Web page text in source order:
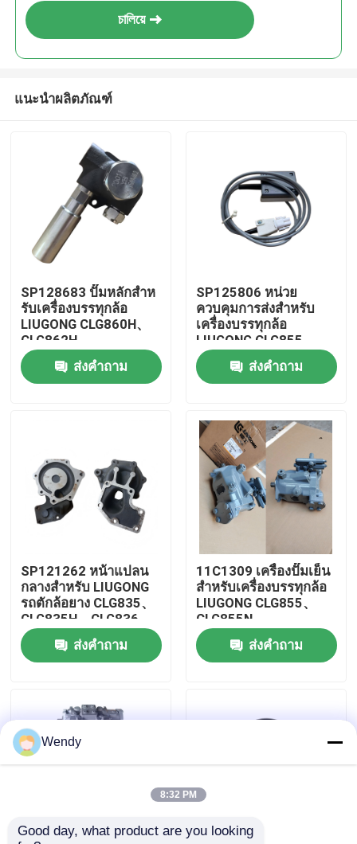
บ้าน
วิดีโอ
ทัวร์โรงงาน
ควบคุมคุณภาพ
ข่าว
บล็อก
চালিয়ে
แนะนำผลิตภัณฑ์
SP128683 ปั๊มหลักสําห
รับเครื่องบรรทุกล้อ
LIUGONG CLG860H、
CLG862H、
CLG862N、
CLG870H、CLG888、
CLG890H、ZL50CN、
ส่งคำถาม
SP125806 หน่วย
ควบคุมการส่งสําหรับ
เครื่องบรรทุกล้อ
LIUGONG CLG855、
CLG856、CLG850H、
ZL50CN、ZL50CNX、
CLG860H、
CLG862N、
CLG870H、CLG888、
CLG890H
ส่งคำถาม
SP121262 หน้าแปลน
กลางสำหรับ LIUGONG
รถตักล้อยาง CLG835、
CLG835H、CLG836、
CLG836H、ZL30E、
CLG855、CLG862H、
CLG870H
ส่งคำถาม
11C1309 เครื่องปั๊มเย็น
สําหรับเครื่องบรรทุกล้อ
LIUGONG CLG855、
CLG855N、
CLG855H、CLG856、
CLG850H、CLG860H
ส่งคำถาม
Wendy
8:32 PM
Good day, what product are you looking